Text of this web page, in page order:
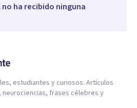
ha recibido ninguna
estudiantes y curiosos. Artículos
frases célebres y